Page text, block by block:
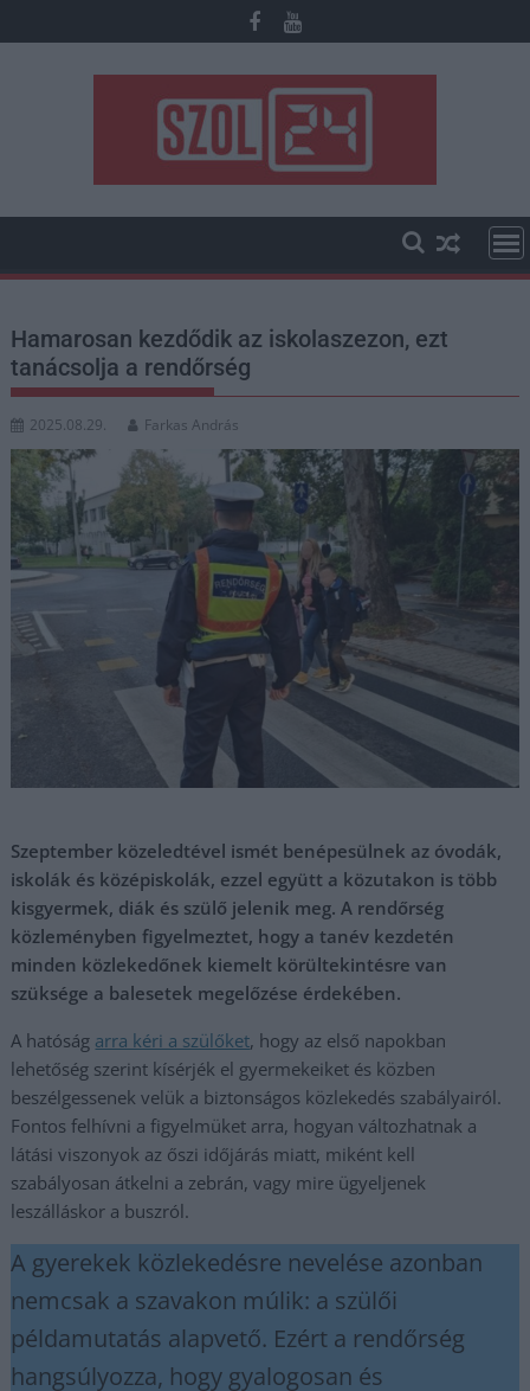
to
Hamarosan kezdődik az iskolaszezon, ezt
tanácsolja a rendőrség
2025.08.29. Farkas András
Szeptember közeledtével ismét benépesülnek az óvodák,
iskolák és középiskolák, ezzel együtt a közutakon is több
kisgyermek, diák és szülő jelenik meg. A rendőrség
közleményben figyelmeztet, hogy a tanév kezdetén
minden közlekedőnek kiemelt körültekintésre van
szüksége a balesetek megelőzése érdekében.
A hatóság arra kéri a szülőket, hogy az első napokban
lehetőség szerint kísérjék el gyermekeiket és közben
beszélgessenek velük a biztonságos közlekedés szabályairól.
Fontos felhívni a figyelmüket arra, hogyan változhatnak a
látási viszonyok az őszi időjárás miatt, miként kell
szabályosan átkelni a zebrán, vagy mire ügyeljenek
leszálláskor a buszról.
A gyerekek közlekedésre nevelése azonban
nemcsak a szavakon múlik: a szülői
példamutatás alapvető. Ezért a rendőrség
hangsúlyozza, hogy gyalogosan és